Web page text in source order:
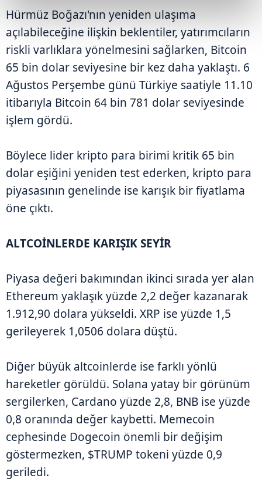
Hürmüz Boğazı'nın yeniden ulaşıma
açılabileceğine ilişkin beklentiler, yatırımcıların
riskli varlıklara yönelmesini sağlarken, Bitcoin
65 bin dolar seviyesine bir kez daha yaklaştı. 6
Ağustos Perşembe günü Türkiye saatiyle 11.10
itibarıyla Bitcoin 64 bin 781 dolar seviyesinde
işlem gördü.
Böylece lider kripto para birimi kritik 65 bin
dolar eşiğini yeniden test ederken, kripto para
piyasasının genelinde ise karışık bir fiyatlama
öne çıktı.
ALTCOİNLERDE KARIŞIK SEYİR
Piyasa değeri bakımından ikinci sırada yer alan
Ethereum yaklaşık yüzde 2,2 değer kazanarak
1.912,90 dolara yükseldi. XRP ise yüzde 1,5
gerileyerek 1,0506 dolara düştü.
Diğer büyük altcoinlerde ise farklı yönlü
hareketler görüldü. Solana yatay bir görünüm
sergilerken, Cardano yüzde 2,8, BNB ise yüzde
0,8 oranında değer kaybetti. Memecoin
cephesinde Dogecoin önemli bir değişim
göstermezken, $TRUMP tokeni yüzde 0,9
geriledi.